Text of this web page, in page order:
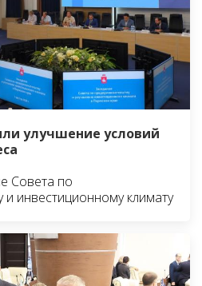
улучшение условий
Совета по
и инвестиционному климату